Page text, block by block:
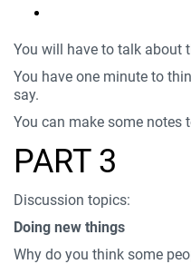
You will have to talk about
You have one minute to
say.
You can make some notes
PART 3
Discussion topics:
Doing new things
Why do you think some